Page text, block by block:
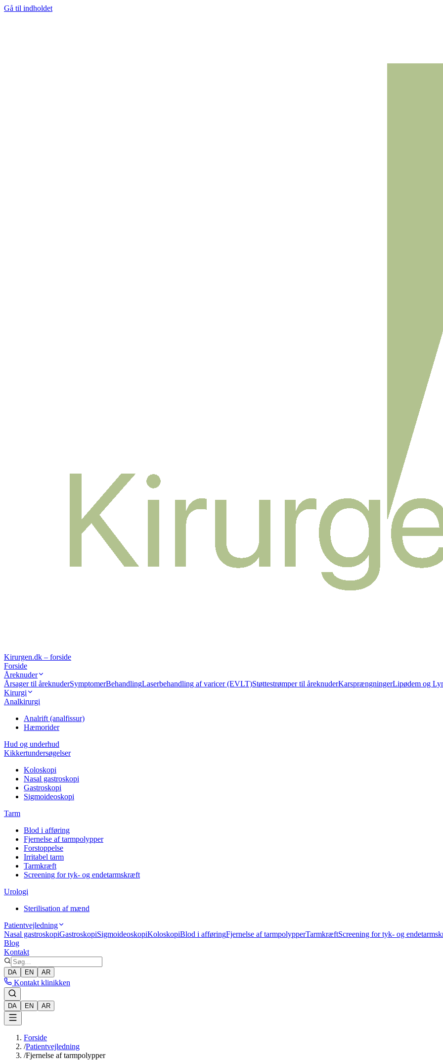
Gå til indholdet
Kirurgen.dk – forside
Forside
Åreknuder
Årsager til åreknuderSymptomerBehandlingLaserbehandling af varicer (EVLT)Støttestrømper til åreknuderKarsprængningerLipødem og
Kirurgi
Analkirurgi
Analrift (analfissur)
Hæmorider
Hud og underhud
Kikkertundersøgelser
Koloskopi
Nasal gastroskopi
Gastroskopi
Sigmoideoskopi
Tarm
Blod i afføring
Fjernelse af tarmpolypper
Forstoppelse
Irritabel tarm
Tarmkræft
Screening for tyk- og endetarmskræft
Urologi
Sterilisation af mænd
Patientvejledning
Nasal gastroskopiGastroskopiSigmoideoskopiKoloskopiBlod i afføringFjernelse af tarmpolypperTarmkræftScreening for tyk- og
Blog
Kontakt
DA EN AR
Kontakt klinikken
DA EN AR
Forside
/Patientvejledning
/Fjernelse af tarmpolypper